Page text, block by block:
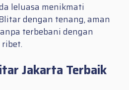
leluasa menikmati
dengan tenang, aman
terbebani dengan
Jakarta Terbaik